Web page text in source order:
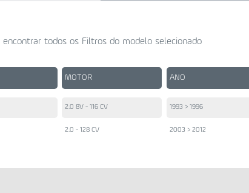
todos os Filtros do modelo selecionado
MOTOR ANO
2.0 8V - 116 CV 1993 > 1996
2.0 - 128 CV 2003 > 2012